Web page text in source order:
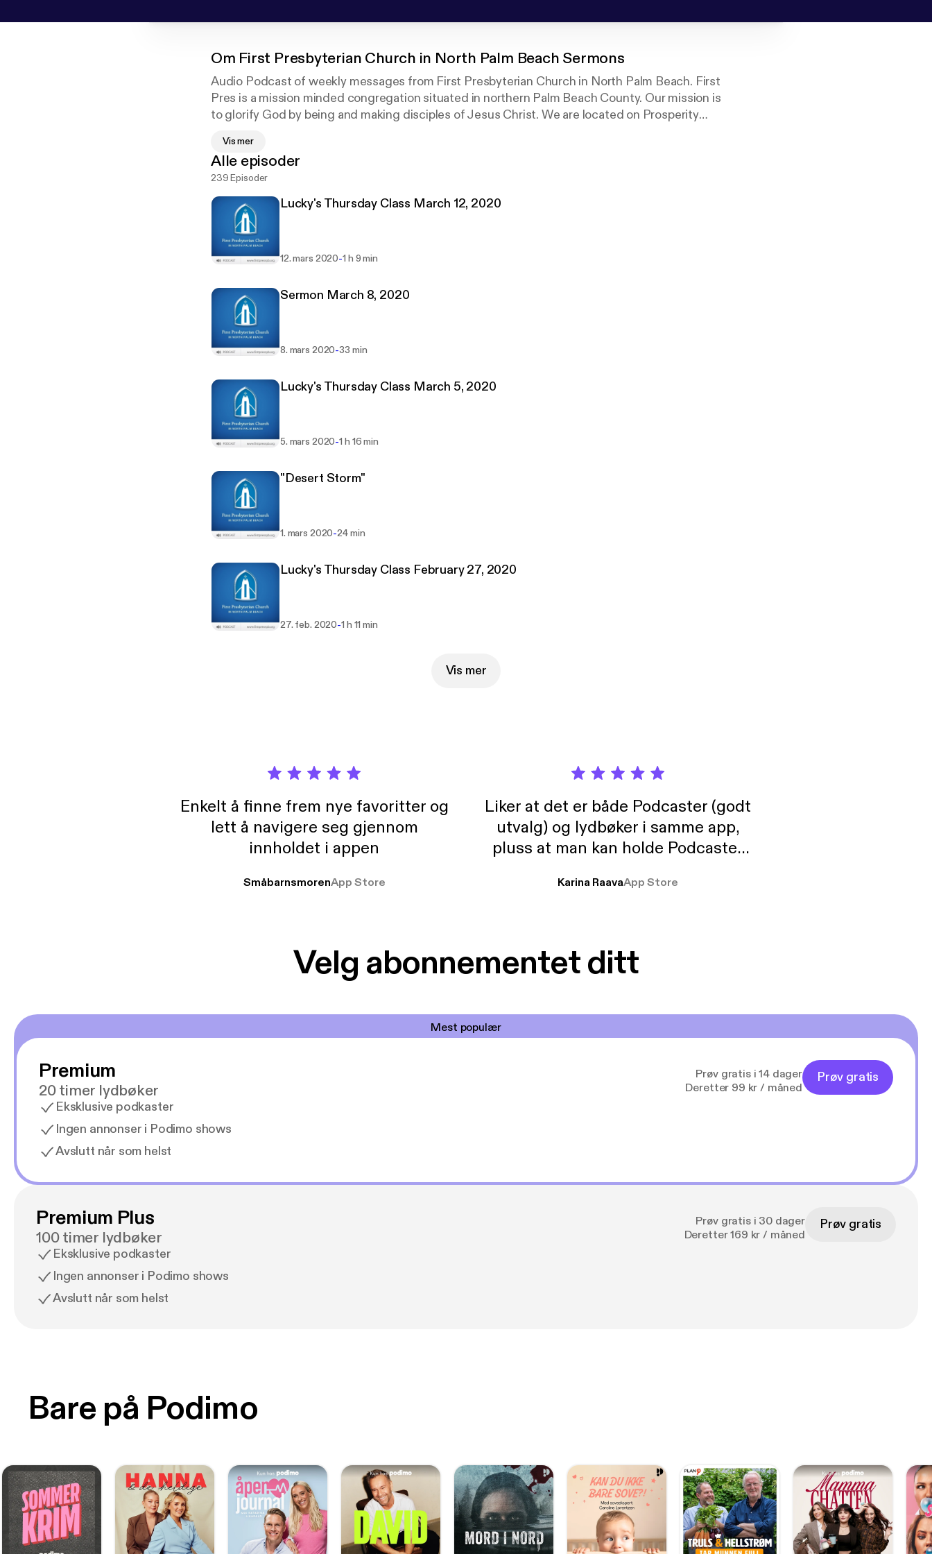
Om First Presbyterian Church in North Palm Beach Sermons
Audio Podcast of weekly messages from First Presbyterian Church in North Palm Beach. First
Pres is a mission minded congregation situated in northern Palm Beach County. Our mission is
to glorify God by being and making disciples of Jesus Christ. We are located on Prosperity
welcome. Find us online at FirstPresNPB.org.
Vis mer
Alle episoder
239 Episoder
Lucky's Thursday Class March 12, 2020
12. mars 2020-1 h 9 min
Sermon March 8, 2020
8. mars 2020-33 min
Lucky's Thursday Class March 5, 2020
5. mars 2020-1 h 16 min
"Desert Storm"
1. mars 2020-24 min
Lucky's Thursday Class February 27, 2020
27. feb. 2020-1 h 11 min
Vis mer
Enkelt å finne frem nye favoritter og
lett å navigere seg gjennom
innholdet i appen
SmåbarnsmorenApp Store
Liker at det er både Podcaster (godt
utvalg) og lydbøker i samme app,
pluss at man kan holde Podcaster
Karina RaavaApp Store
Velg abonnementet ditt
Mest populær
Premium
20 timer lydbøker
Eksklusive podkaster
Ingen annonser i Podimo shows
Avslutt når som helst
Prøv gratis i 14 dager
Deretter 99 kr / måned
Prøv gratis
Premium Plus
100 timer lydbøker
Eksklusive podkaster
Ingen annonser i Podimo shows
Avslutt når som helst
Prøv gratis i 30 dager
Deretter 169 kr / måned
Prøv gratis
Bare på Podimo